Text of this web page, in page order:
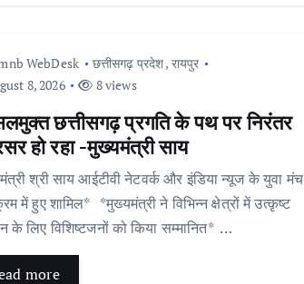
WebDesk छत्तीसगढ़ प्रदेश, रायपुर
8, 2026
8 views
छत्तीसगढ़ प्रगति के पथ पर निरंतर
हो रहा -मुख्यमंत्री साय
श्री साय आईटीवी नेटवर्क और इंडिया न्यूज के युवा मंच
में हुए शामिल* *मुख्यमंत्री ने विभिन्न क्षेत्रों में उत्कृष्ट
के लिए विशिष्टजनों को किया सम्मानित* …
more